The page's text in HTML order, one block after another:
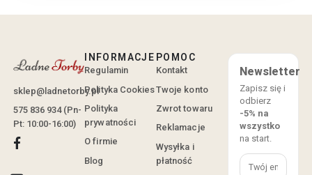
sklep@ladnetorby.pl
575 836 934 (Pn-
Pt: 10:00-16:00)
INFORMACJE
Regulamin
Polityka Cookies
Polityka
prywatności
O firmie
Blog
POMOC
Kontakt
Twoje konto
Zwrot towaru
Reklamacje
Wysyłka i
płatność
Newsletter
Zapisz się i
odbierz
-5% na
wszystko
na start.